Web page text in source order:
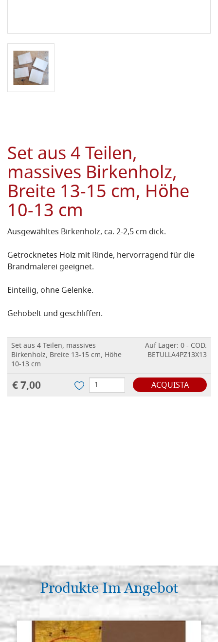
Set aus 4 Teilen,
massives Birkenholz,
Breite 13-15 cm, Höhe
10-13 cm
Ausgewähltes Birkenholz, ca. 2-2,5 cm dick.
Getrocknetes Holz mit Rinde, hervorragend für die
Brandmalerei geeignet.
Einteilig, ohne Gelenke.
Gehobelt und geschliffen.
Set aus 4 Teilen, massives
Birkenholz, Breite 13-15 cm, Höhe
10-13 cm
Auf Lager: 0 - COD.
BETULLA4PZ13X13
€ 7,00 ACQUISTA
Produkte Im Angebot